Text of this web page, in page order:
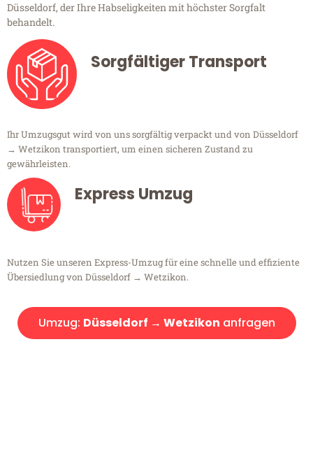
Düsseldorf, der Ihre Habseligkeiten mit höchster Sorgfalt
behandelt.
Sorgfältiger Transport
Ihr Umzugsgut wird von uns sorgfältig verpackt und von Düsseldorf
→ Wetzikon transportiert, um einen sicheren Zustand zu
gewährleisten.
Express Umzug
Nutzen Sie unseren Express-Umzug für eine schnelle und effiziente
Übersiedlung von Düsseldorf → Wetzikon.
Umzug: Düsseldorf → Wetzikon anfragen